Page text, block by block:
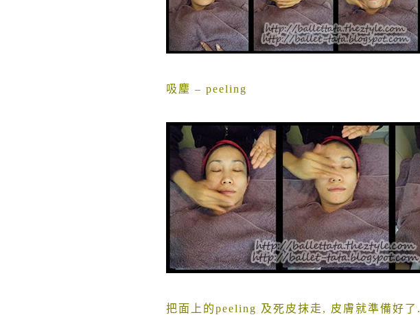
吸麈 – peeling
把面上的peeling 及死皮抹走, 皮膚就準備好了.